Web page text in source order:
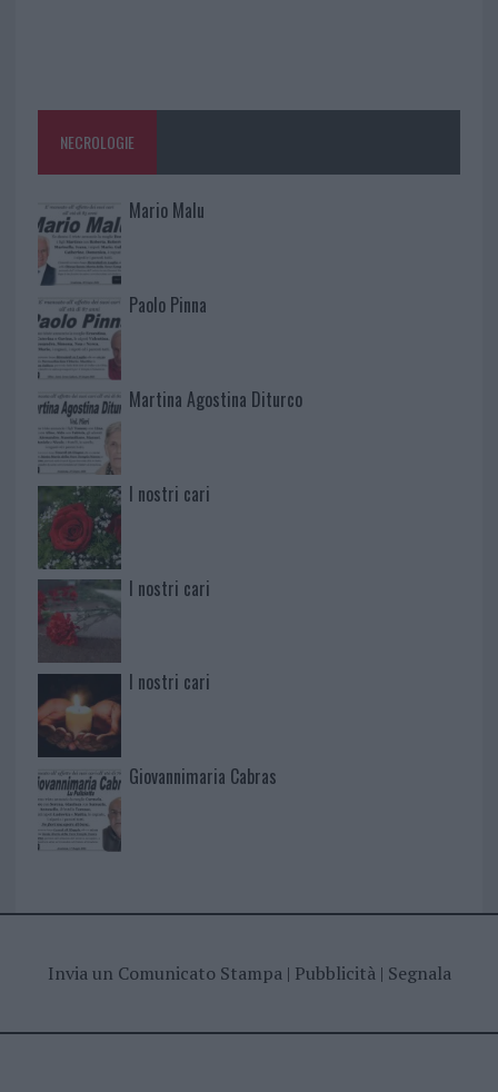
NECROLOGIE
Mario Malu
Paolo Pinna
Martina Agostina Diturco
I nostri cari
I nostri cari
I nostri cari
Giovannimaria Cabras
Invia un Comunicato Stampa| Pubblicità| Segnala